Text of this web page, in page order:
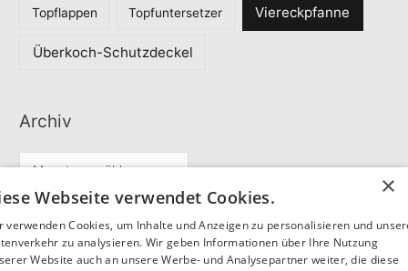
Topflappen Topfuntersetzer Viereckpfanne
Überkoch-Schutzdeckel
Archiv
i
Partner
×
Webseite verwendet Cookies.
verwenden Cookies, um Inhalte und Anzeigen zu personalisieren und
zu analysieren. Wir geben Informationen über Ihre Nutzung
Website auch an unsere Werbe- und Analysepartner weiter, die diese